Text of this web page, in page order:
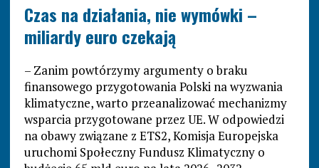
Czas na działania, nie wymówki –
miliardy euro czekają
– Zanim powtórzymy argumenty o braku
finansowego przygotowania Polski na wyzwania
klimatyczne, warto przeanalizować mechanizmy
wsparcia przygotowane przez UE. W odpowiedzi
na obawy związane z ETS2, Komisja Europejska
uruchomi Społeczny Fundusz Klimatyczny o